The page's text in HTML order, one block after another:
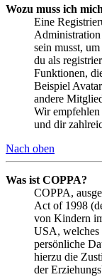
Wozu muss ich
Eine
Administration
sein musst,
du als
Funktionen,
Beispiel
andere
Wir
und dir
Nach oben
Was ist COPPA?
COPPA,
Act of 1998
von Kindern
USA, welches
persönliche
hierzu die
der